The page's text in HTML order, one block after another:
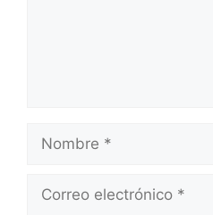
Nombre
Correo